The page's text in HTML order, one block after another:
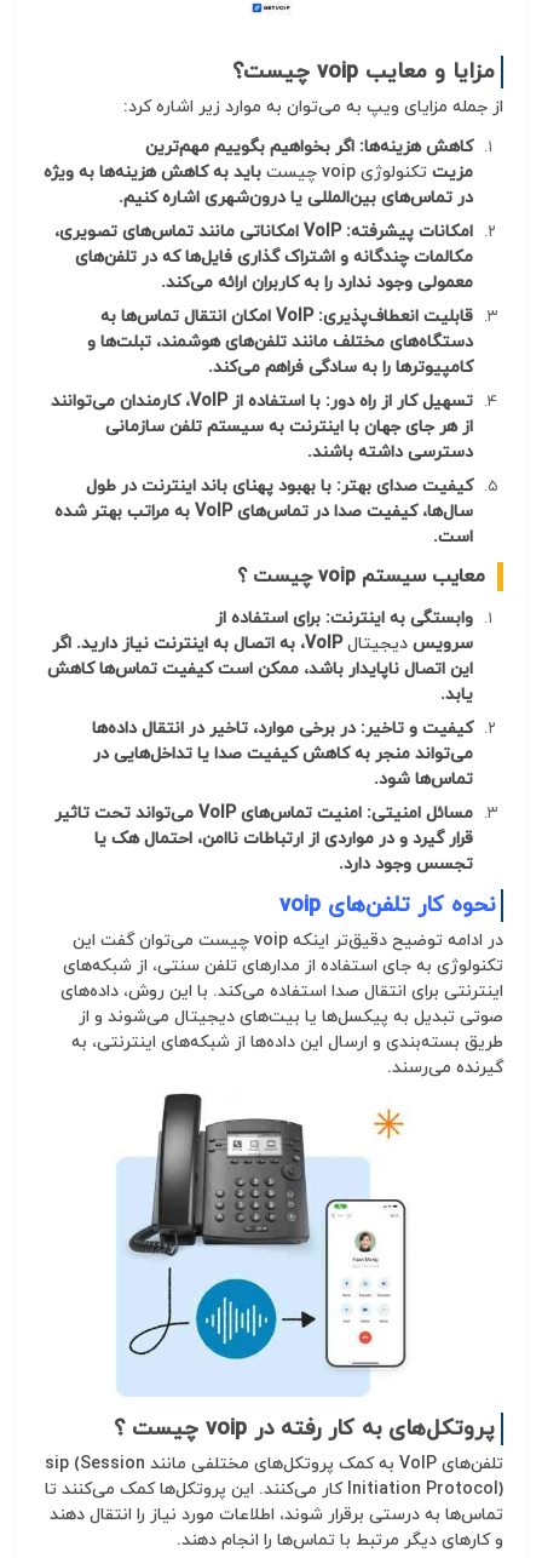
مزایا و معایب voip چیست؟
از جمله مزایای ویپ به می‌توان به موارد زیر اشاره کرد:
کاهش هزینه‌ها: اگر بخواهیم بگوییم مهم‌ترین
مزیت تکنولوژی voip چیست باید به کاهش هزینه‌ها به ویژه
در تماس‌های بین‌المللی یا درون‌شهری اشاره کنیم.
امکانات پیشرفته: VoIP امکاناتی مانند تماس‌های تصویری،
مکالمات چندگانه و اشتراک گذاری فایل‌ها که در تلفن‌های
معمولی وجود ندارد را به کاربران ارائه می‌کند.
قابلیت انعطاف‌پذیری: VoIP امکان انتقال تماس‌ها به
دستگاه‌های مختلف مانند تلفن‌های هوشمند، تبلت‌ها و
کامپیوترها را به سادگی فراهم می‌کند.
تسهیل کار از راه دور: با استفاده از VoIP، کارمندان می‌توانند
از هر جای جهان با اینترنت به سیستم تلفن سازمانی
دسترسی داشته باشند.
کیفیت صدای بهتر: با بهبود پهنای باند اینترنت در طول
سال‌ها، کیفیت صدا در تماس‌های VoIP به مراتب بهتر شده
است.
معایب سیستم voip چیست ؟
وابستگی به اینترنت: برای استفاده از
سرویس ديجيتال
VoIP، به اتصال به اینترنت نیاز دارید. اگر
این اتصال ناپایدار باشد، ممکن است کیفیت تماس‌ها کاهش
یابد.
کیفیت و تاخیر: در برخی موارد، تاخیر در انتقال داده‌ها
می‌تواند منجر به کاهش کیفیت صدا یا تداخل‌هایی در
تماس‌ها شود.
مسائل امنیتی: امنیت تماس‌های VoIP می‌تواند تحت تاثیر
قرار گیرد و در مواردی از ارتباطات ناامن، احتمال هک یا
تجسس وجود دارد.
نحوه کار تلفن‌های voip
در ادامه توضیح دقیق‌تر اینکه voip چیست می‌توان گفت این
تکنولوژی به جای استفاده از مدارهای تلفن سنتی، از شبکه‌های
اینترنتی برای انتقال صدا استفاده می‌کند. با این روش، داده‌های
صوتی تبدیل به پیکسل‌ها یا بیت‌های دیجیتال می‌شوند و از
طریق بسته‌بندی و ارسال این داده‌ها از شبکه‌های اینترنتی، به
گیرنده می‌رسند.
پروتکل‌های به کار رفته در voip چیست ؟
تلفن‌های VoIP به کمک پروتکل‌های مختلفی مانند sip (Session
Initiation Protocol) کار می‌کنند. این
پروتکل‌ها کمک می‌کنند تا
تماس‌ها به درستی برقرار شوند، اطلاعات مورد نیاز را انتقال دهند
و کارهای دیگر مرتبط با تماس‌ها را انجام دهند.